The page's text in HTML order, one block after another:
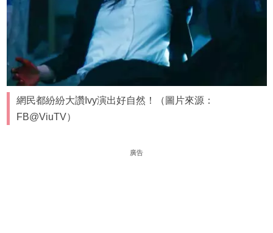
網民都紛紛大讚Ivy演出好自然！（圖片來源：
FB@ViuTV）
廣告